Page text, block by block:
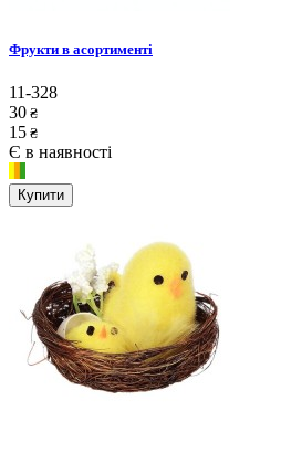
Фрукти в асортименті
11-328
30 ₴
15 ₴
Є в наявності
Купити